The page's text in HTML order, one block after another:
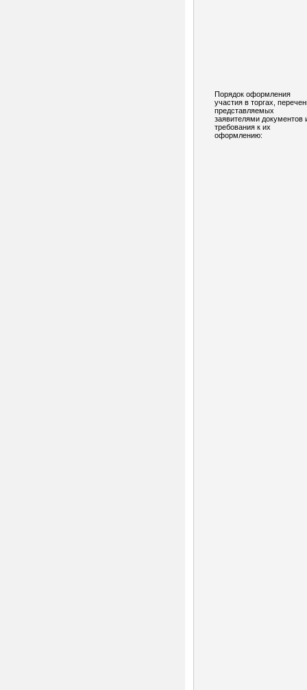
Порядок оформления
участия в торгах,
представляемых
заявителями документов
требования к их
оформлению: